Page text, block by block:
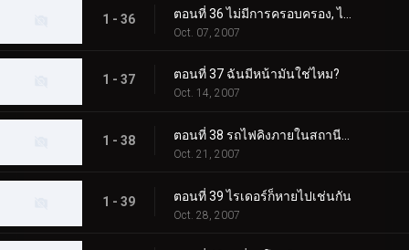
1 - 36
Oct. 07, 2007
1 - 37 ตอนที่ 37 ฉันมีหน้ามันใช่ไหม?
Oct. 14, 2007
1 - 38
Oct. 21, 2007
1 - 39 ตอนที่ 39 ไรเดอร์ก็หายไปเช่นกัน
Oct. 28, 2007